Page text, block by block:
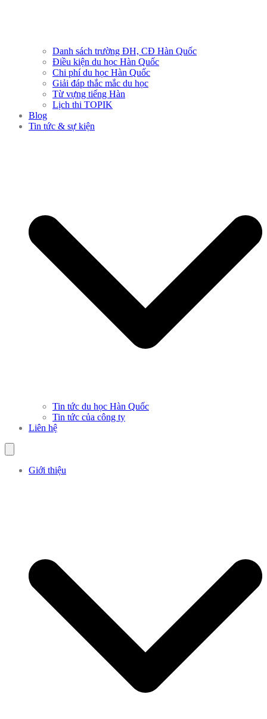
Danh sách trường ĐH, CĐ Hàn Quốc
Điều kiện du học Hàn Quốc
Chi phí du học Hàn Quốc
Giải đáp thắc mắc du học
Từ vựng tiếng Hàn
Lịch thi TOPIK
Blog
Tin tức & sự kiện
Tin tức du học Hàn Quốc
Tin tức của công ty
Liên hệ
Giới thiệu